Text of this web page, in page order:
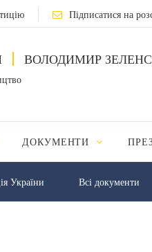
Підписатися на
ВОЛОДИМИР
ДОКУМЕНТИ
України Всі документи